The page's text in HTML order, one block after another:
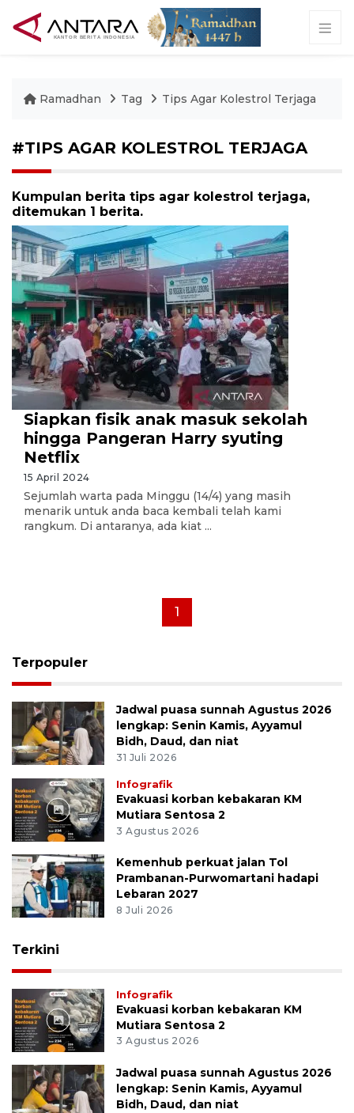
Ramadhan Tag Tips Agar Kolestrol Terjaga
#TIPS AGAR KOLESTROL TERJAGA
Kumpulan berita tips agar kolestrol terjaga,
ditemukan 1 berita.
Siapkan fisik anak masuk sekolah
hingga Pangeran Harry syuting
Netflix
15 April 2024
Sejumlah warta pada Minggu (14/4) yang masih
menarik untuk anda baca kembali telah kami
rangkum. Di antaranya, ada kiat ...
1
Terpopuler
Jadwal puasa sunnah Agustus 2026
lengkap: Senin Kamis, Ayyamul
Bidh, Daud, dan niat
31 Juli 2026
Infografik
Evakuasi korban kebakaran KM
Mutiara Sentosa 2
3 Agustus 2026
Kemenhub perkuat jalan Tol
Prambanan-Purwomartani hadapi
Lebaran 2027
8 Juli 2026
Terkini
Infografik
Evakuasi korban kebakaran KM
Mutiara Sentosa 2
3 Agustus 2026
Jadwal puasa sunnah Agustus 2026
lengkap: Senin Kamis, Ayyamul
Bidh, Daud, dan niat